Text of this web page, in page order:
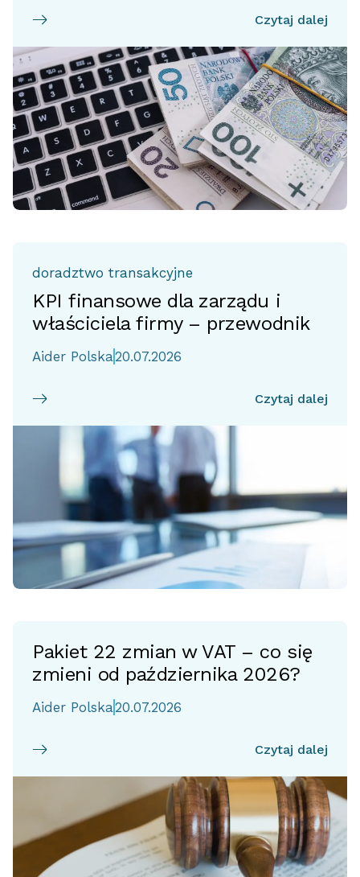
Czytaj dalej
doradztwo transakcyjne
KPI finansowe dla zarządu i
właściciela firmy – przewodnik
Aider Polska20.07.2026
Czytaj dalej
Pakiet 22 zmian w VAT – co się
zmieni od października 2026?
Aider Polska20.07.2026
Czytaj dalej